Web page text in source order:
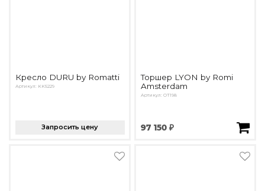
Кресло DURU by Romatti
Артикул: KK5229
Запросить цену
Торшер LYON by Romi
Amsterdam
Артикул: OT198
97 150 ₽